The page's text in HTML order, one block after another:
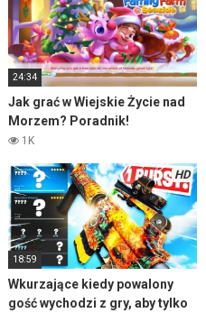
24:34
Jak grać w Wiejskie Życie nad
Morzem? Poradnik!
1K
HD
18:59
Wkurzające kiedy powalony
gość wychodzi z gry, aby tylko